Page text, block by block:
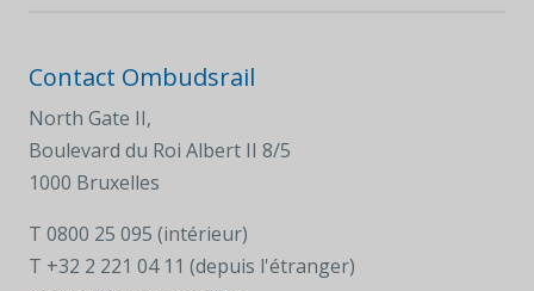
Contact Ombudsrail
North Gate II,
Boulevard du Roi Albert II 8/5
1000 Bruxelles
T 0800 25 095 (intérieur)
T +32 2 221 04 11 (depuis l'étranger)